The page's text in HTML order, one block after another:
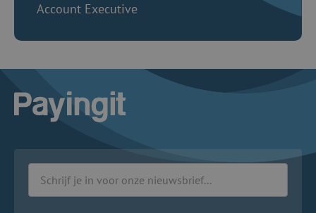
Account Executive
Logo Payingit